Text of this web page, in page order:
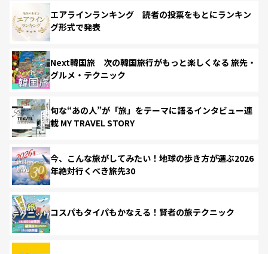
エアラインランキング 読者の投票をもとにランキン
グ形式で発表
Next韓国旅 次の韓国旅行がもっと楽しくなる 旅先・
グルメ・テクニック
旬な“あの人”が「旅」をテーマに語るインタビュー連
載 MY TRAVEL STORY
今、こんな旅がしてみたい！地球の歩き方が選ぶ2026
年絶対行くべき旅先30
コスパもタイパもかなえる！賢者の旅テクニック